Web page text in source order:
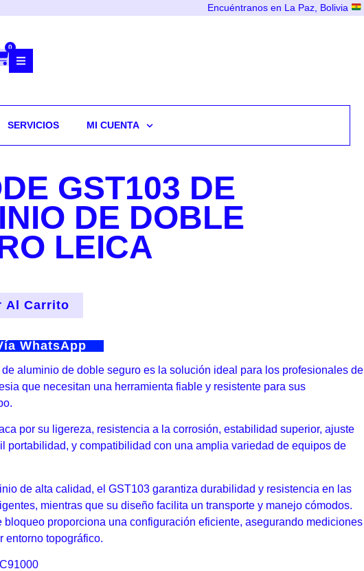
Encuéntranos en La Paz, Bolivia
0
SERVICIOS MI CUENTA
GST103 DE
DE DOBLE
LEICA
Al Carrito
WhatsApp
aluminio de doble seguro es la solución ideal para los profesionales de
que necesitan una herramienta fiable y resistente para sus
por su ligereza, resistencia a la corrosión, estabilidad superior, ajuste
portabilidad, y compatibilidad con una amplia variedad de equipos de
de alta calidad, el GST103 garantiza durabilidad y resistencia en las
mientras que su diseño facilita un transporte y manejo cómodos.
bloqueo proporciona una configuración eficiente, asegurando mediciones
entorno topográfico.